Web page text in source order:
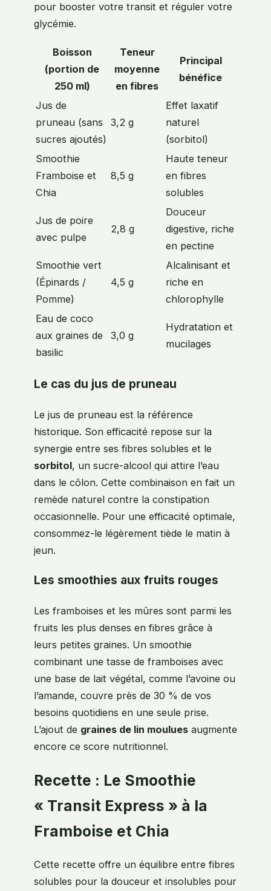
pour booster votre transit et réguler votre
glycémie.
Boisson
(portion de
250 ml)
Teneur
moyenne
en fibres
Principal
bénéfice
Jus de
pruneau (sans
sucres ajoutés)
3,2 g
Effet laxatif
naturel
(sorbitol)
Smoothie
Framboise et
Chia
8,5 g
Haute teneur
en fibres
solubles
Jus de poire
avec pulpe
2,8 g
Douceur
digestive, riche
en pectine
Smoothie vert
(Épinards /
Pomme)
4,5 g
Alcalinisant et
riche en
chlorophylle
Eau de coco
aux graines de
basilic
3,0 g
Hydratation et
mucilages
Le cas du jus de pruneau
Le jus de pruneau est la référence
historique. Son efficacité repose sur la
synergie entre ses fibres solubles et le
sorbitol, un sucre-alcool qui attire l’eau
dans le côlon. Cette combinaison en fait un
remède naturel contre la constipation
occasionnelle. Pour une efficacité optimale,
consommez-le légèrement tiède le matin à
jeun.
Les smoothies aux fruits rouges
Les framboises et les mûres sont parmi les
fruits les plus denses en fibres grâce à
leurs petites graines. Un smoothie
combinant une tasse de framboises avec
une base de lait végétal, comme l’avoine ou
l’amande, couvre près de 30 % de vos
besoins quotidiens en une seule prise.
L’ajout de graines de lin moulues augmente
encore ce score nutritionnel.
Recette : Le Smoothie
« Transit Express » à la
Framboise et Chia
Cette recette offre un équilibre entre fibres
solubles pour la douceur et insolubles pour